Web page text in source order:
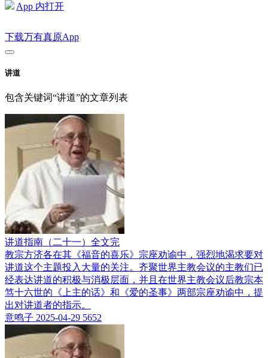
App 内打开
下载万有真原App
讲道
包含关键词“讲道”的文章列表
讲道指南（二十一）全文完
教宗方济各在其《福音的喜乐》宗座劝谕中，强烈地渴求要对
讲道这个主题投入大量的关注。齐聚世界主教会议的主教们已
经表达讲道的积极与消极层面，并且在世界主教会议后教宗本
笃十六世的《上主的话》和《爱的圣事》两部宗座劝谕中，提
出对讲道者的指示。
意鸣子 2025-04-29 5652